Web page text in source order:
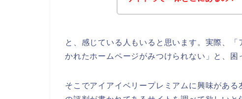
と、感じている人もいると思います。実際、
かれたホームページがみつけられない」と、困
そこでアイアイベリープレミアムに興味があ